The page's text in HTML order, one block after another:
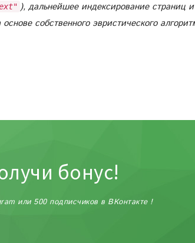
), дальнейшее индексирование страниц
собственного эвристического
бонус!
или 500 подписчиков в ВКонтакте !